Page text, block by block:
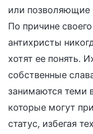
или позволяющие
По причине
антихристы
хотят ее понять.
собственные
занимаются теми
которые могут
статус, избегая